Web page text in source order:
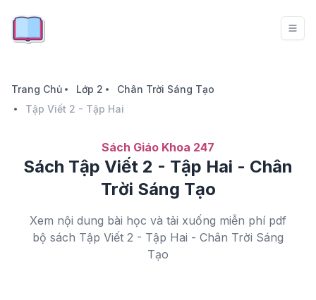
Trang Chủ Lớp 2
Chân Trời Sáng Tạo
Tập Viết 2 - Tập Hai
Sách Giáo Khoa 247
Sách Tập Viết 2 - Tập Hai - Chân
Trời Sáng Tạo
Xem nội dung bài học và tải xuống miễn phí pdf
bộ sách Tập Viết 2 - Tập Hai - Chân Trời Sáng
Tạo